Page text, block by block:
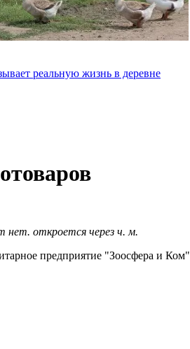
реальную жизнь в деревне
нет. откроется через ч. м.
предприятие "Зоосфера и Ком"